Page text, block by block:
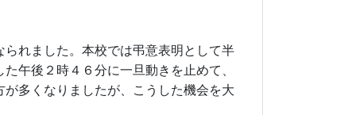
れました。本校では弔意表明として半
午後２時４６分に一旦動きを止めて、
多くなりましたが、こうした機会を大